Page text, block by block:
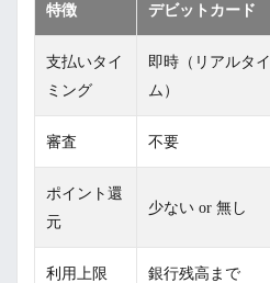
特徴 デビットカード
支払いタイ
ミング
即時（リアルタイ
ム）
審査 不要
ポイント還
元
少ない or 無し
利用上限 銀行残高まで